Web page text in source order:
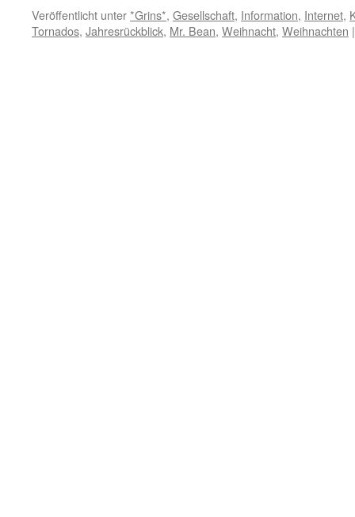
Veröffentlicht unter*Grins*, Gesellschaft, Information, Internet,
Tornados, Jahresrückblick, Mr. Bean, Weihnacht, Weihnachten |